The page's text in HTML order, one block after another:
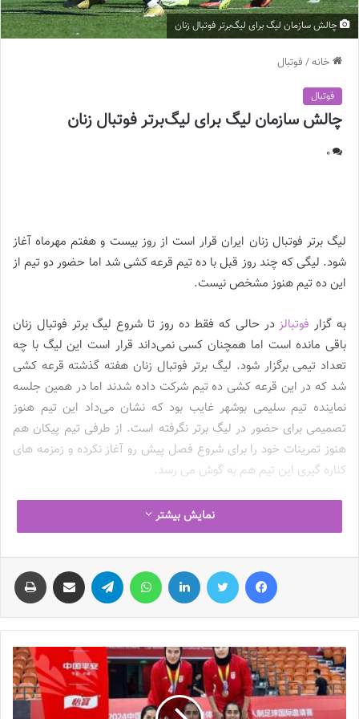
چالش سازمان لیگ برای لیگ‌برتر فوتبال زنان
خانه/ فوتبال
فوتبال
چالش سازمان لیگ برای لیگ‌برتر فوتبال زنان
0
لیگ برتر فوتبال زنان ایران قرار است از روز بیست و هفتم مهرماه آغاز
شود. لیگی که چند روز قبل با ده تیم قرعه کشی شد اما حضور دو‌ تیم از
این ده تیم هنوز مشخص نیست.
به گزار فوتبالزدر حالی که فقط ده روز تا شروع لیگ برتر فوتبال زنان
باقی مانده است اما همچنان کسی نمی‌داند قرار است این لیگ با چه
تعداد تیمی برگزار شود. لیگ برتر فوتبال زنان هفته گذشته قرعه کشی
شد که در این قرعه کشی ده تیم شرکت داده شدند اما در همین جلسه
نماینده تیم سلیمی بوشهر غایب بود که نشان می‌داد این تیم هنوز
تصمیمی برای حضور در لیگ برتر نگرفته است. از طرفی تیم پیکان هم
هنوز تمرینات خود را برای شروع فصل پیش رو آغاز نکرده و زمزمه های
کناره گیری این تیم هم به گوش می رسد.
اصرار مسئولان لیگ فوتبال زنان برای ده تیمی شدن آن چیست؟
پس از پایان جلسهقرعه کشی لیگ برتر فوتبال زنانگلاره ناظمی عنوان
کرد اگر هر تیمی انصراف دهد یک تیم دیگر را جایگزینش می‌کنیم.
ناظمی پیش تر هم گفته بود از ده تیمی بودن لیگ برتر فوتبال زنان راضی
هستم و تحت هیچ شرایطی به تعداد تیم ها دست نخواهم زد. حالا
سوال اینجاست چگونه تیمی که ظرف ده روز بسته می‌شود می‌تواند در
لیگ برتر فوتبال تیم‌داری کند. اگر این تیم ها همان پیکان و سلیمی
بوشهر باشند و‌ تازه بخواهند تیم‌داری کنند که مشکل از خود این باشگاه
ها است اما اگر به اجبار تیمی قرار است جایگزین این دو تیم شود اصلا
توان رقابت با تیم های دیگر را خواهند داشت یا خیر؟
نمایش بیشتر